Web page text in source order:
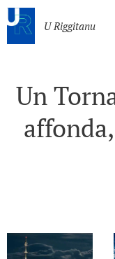
U Riggitanu
Un